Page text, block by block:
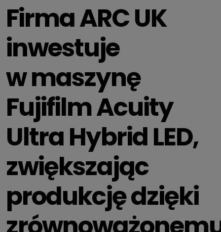
Firma ARC UK
inwestuje
w maszynę
Fujifilm Acuity
Ultra Hybrid LED,
zwiększając
produkcję dzięki